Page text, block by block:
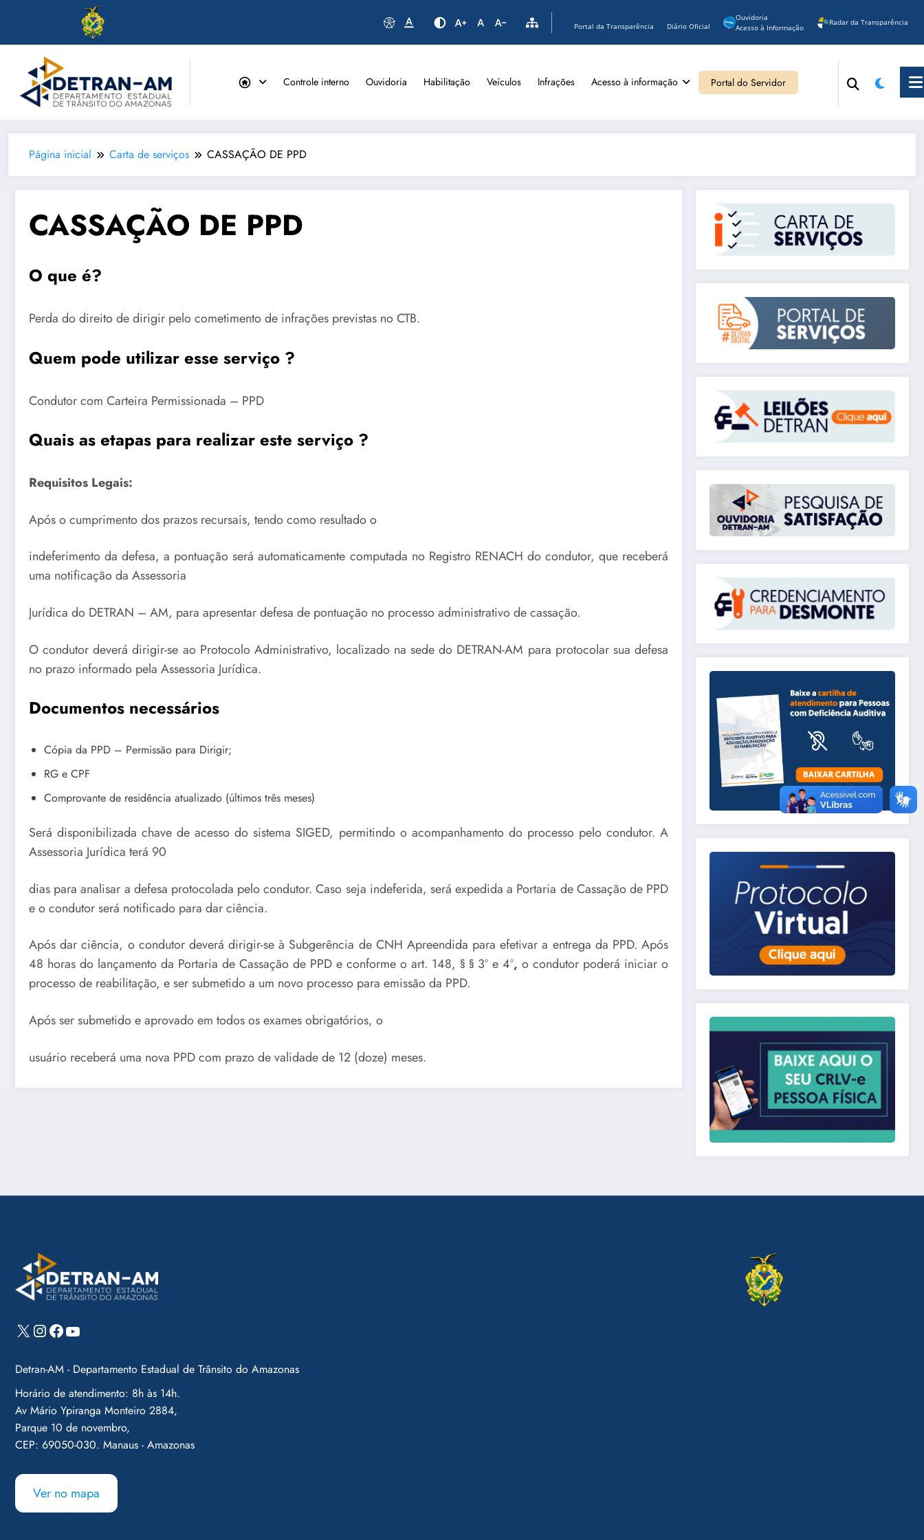
Portal da Transparência Diário Oficial
Ouvidoria
Acesso à Informação
Radar da Transparência
conteúdo
Controle interno Ouvidoria Habilitação Veículos Infrações Acesso à informação Portal do Servidor
Página inicial Carta de serviços CASSAÇÃO DE PPD
CASSAÇÃO DE PPD
O que é?
Perda do direito de dirigir pelo cometimento de infrações previstas no CTB.
Quem pode utilizar esse serviço ?
Condutor com Carteira Permissionada – PPD
Quais as etapas para realizar este serviço ?
Requisitos Legais:
Após o cumprimento dos prazos recursais, tendo como resultado o
indeferimento da defesa, a pontuação será automaticamente computada no Registro RENACH do condutor, que receberá
uma notificação da Assessoria
Jurídica do DETRAN – AM, para apresentar defesa de pontuação no processo administrativo de cassação.
O condutor deverá dirigir-se ao Protocolo Administrativo, localizado na sede do DETRAN-AM para protocolar sua defesa
no prazo informado pela Assessoria Jurídica.
Documentos necessários
Cópia da PPD – Permissão para Dirigir;
RG e CPF
Comprovante de residência atualizado (últimos três meses)
Será disponibilizada chave de acesso do sistema SIGED, permitindo o acompanhamento do processo pelo condutor. A
Assessoria Jurídica terá 90
dias para analisar a defesa protocolada pelo condutor. Caso seja indeferida, será expedida a Portaria de Cassação de PPD
e o condutor será notificado para dar ciência.
Após dar ciência, o condutor deverá dirigir-se à Subgerência de CNH Apreendida para efetivar a entrega da PPD. Após
48 horas do lançamento da Portaria de Cassação de PPD e conforme o art. 148, § § 3º e 4º, o condutor poderá iniciar o
processo de reabilitação, e ser submetido a um novo processo para emissão da PPD.
Após ser submetido e aprovado em todos os exames obrigatórios, o
usuário receberá uma nova PPD com prazo de validade de 12 (doze) meses.
X Instagram
Facebook
Youtube
Detran-AM - Departamento Estadual de Trânsito do Amazonas
Horário de atendimento: 8h às 14h.
Av Mário Ypiranga Monteiro 2884,
Parque 10 de novembro,
CEP: 69050-030. Manaus - Amazonas
Ver no mapa